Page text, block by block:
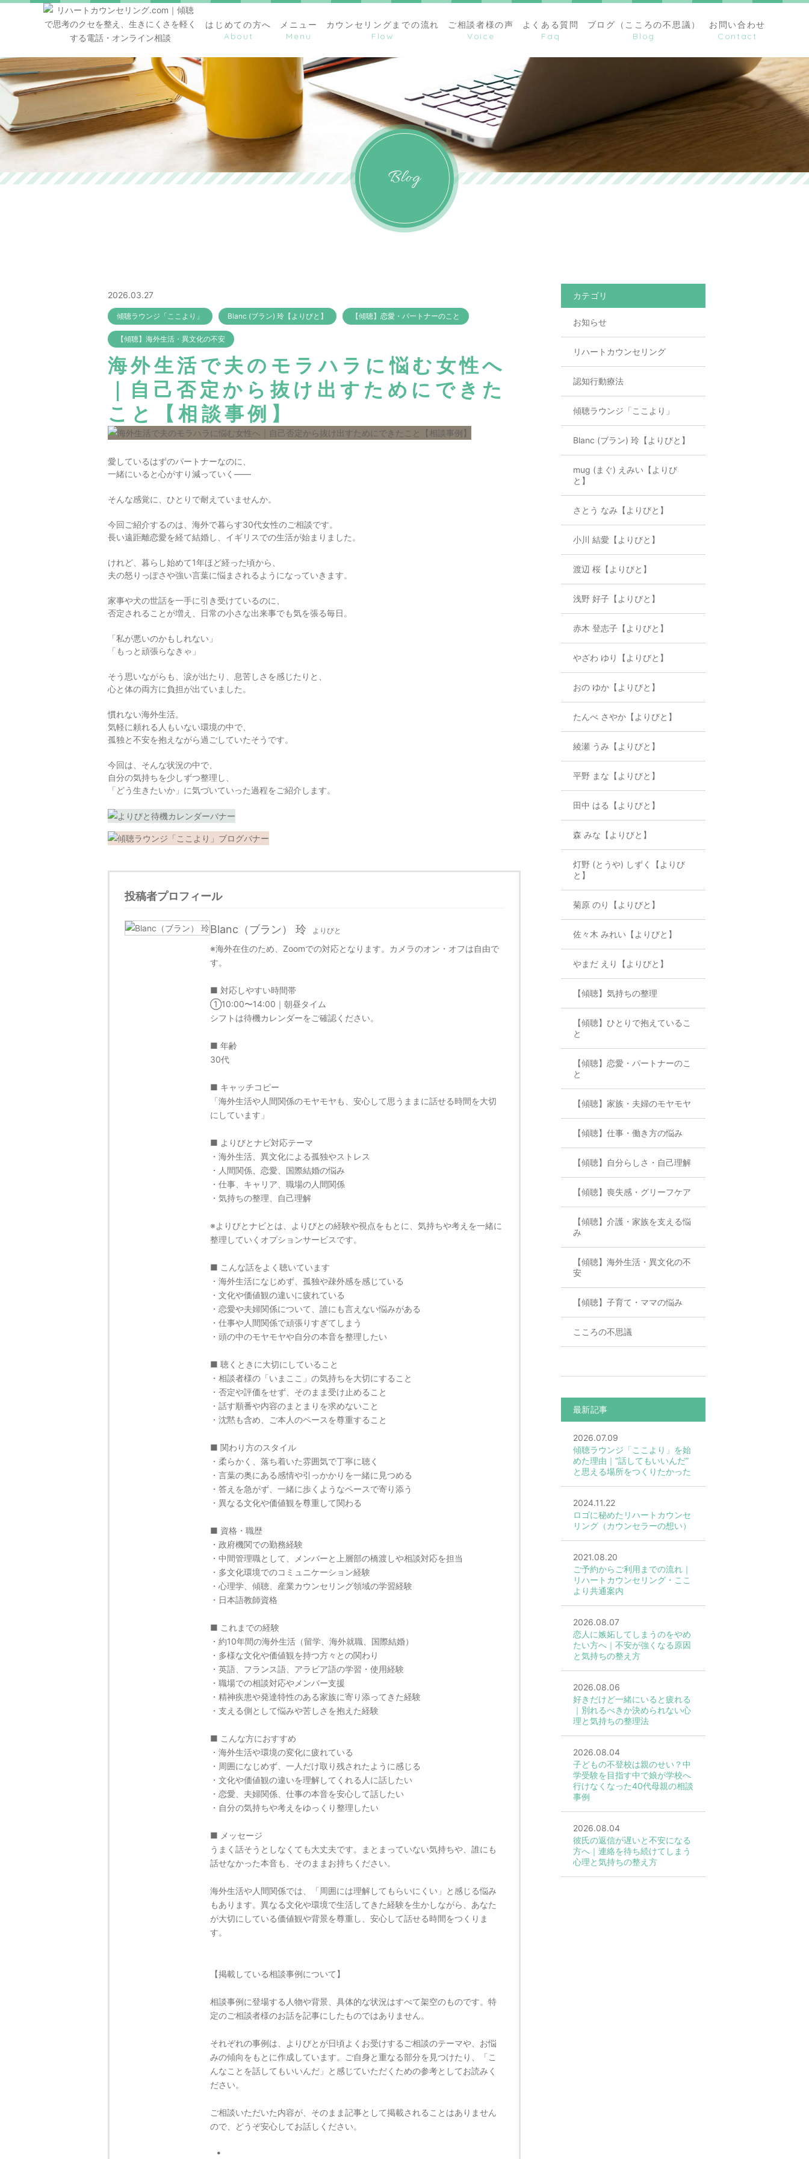
はじめての方へ メニュー カウンセリングまでの流れ ご相談者様の声 よくある質問 ブログ（こころの不思議） お問い合わせ
Blog
2026.03.27
傾聴ラウンジ「ここより」 Blanc (ブラン) 玲【よりびと】 【傾聴】恋愛・パートナーのこと
【傾聴】海外生活・異文化の不安
海外生活で夫のモラハラに悩む女性へ
｜自己否定から抜け出すためにできた
こと【相談事例】
愛しているはずのパートナーなのに、
一緒にいると心がすり減っていく――
そんな感覚に、ひとりで耐えていませんか。
今回ご紹介するのは、海外で暮らす30代女性のご相談です。
長い遠距離恋愛を経て結婚し、イギリスでの生活が始まりました。
けれど、暮らし始めて1年ほど経った頃から、
夫の怒りっぽさや強い言葉に悩まされるようになっていきます。
家事や犬の世話を一手に引き受けているのに、
否定されることが増え、日常の小さな出来事でも気を張る毎日。
「私が悪いのかもしれない」
「もっと頑張らなきゃ」
そう思いながらも、涙が出たり、息苦しさを感じたりと、
心と体の両方に負担が出ていました。
慣れない海外生活。
気軽に頼れる人もいない環境の中で、
孤独と不安を抱えながら過ごしていたそうです。
今回は、そんな状況の中で、
自分の気持ちを少しずつ整理し、
「どう生きたいか」に気づいていった過程をご紹介します。
投稿者プロフィール
Blanc（ブラン） 玲 よりびと
※海外在住のため、Zoomでの対応となります。カメラのオン・オフは自由で
す。
■ 対応しやすい時間帯
①10:00〜14:00｜朝昼タイム
シフトは待機カレンダーをご確認ください。
■ 年齢
30代
■ キャッチコピー
「海外生活や人間関係のモヤモヤも、安心して思うままに話せる時間を大切
にしています」
■ よりびとナビ対応テーマ
・海外生活、異文化による孤独やストレス
・人間関係、恋愛、国際結婚の悩み
・仕事、キャリア、職場の人間関係
・気持ちの整理、自己理解
※よりびとナビとは、よりびとの経験や視点をもとに、気持ちや考えを一緒に
整理していくオプションサービスです。
■ こんな話をよく聴いています
・海外生活になじめず、孤独や疎外感を感じている
・文化や価値観の違いに疲れている
・恋愛や夫婦関係について、誰にも言えない悩みがある
・仕事や人間関係で頑張りすぎてしまう
・頭の中のモヤモヤや自分の本音を整理したい
■ 聴くときに大切にしていること
・相談者様の「いまここ」の気持ちを大切にすること
・否定や評価をせず、そのまま受け止めること
・話す順番や内容のまとまりを求めないこと
・沈黙も含め、ご本人のペースを尊重すること
■ 関わり方のスタイル
・柔らかく、落ち着いた雰囲気で丁寧に聴く
・言葉の奥にある感情や引っかかりを一緒に見つめる
・答えを急がず、一緒に歩くようなペースで寄り添う
・異なる文化や価値観を尊重して関わる
■ 資格・職歴
・政府機関での勤務経験
・中間管理職として、メンバーと上層部の橋渡しや相談対応を担当
・多文化環境でのコミュニケーション経験
・心理学、傾聴、産業カウンセリング領域の学習経験
・日本語教師資格
■ これまでの経験
・約10年間の海外生活（留学、海外就職、国際結婚）
・多様な文化や価値観を持つ方々との関わり
・英語、フランス語、アラビア語の学習・使用経験
・職場での相談対応やメンバー支援
・精神疾患や発達特性のある家族に寄り添ってきた経験
・支える側として悩みや苦しさを抱えた経験
■ こんな方におすすめ
・海外生活や環境の変化に疲れている
・周囲になじめず、一人だけ取り残されたように感じる
・文化や価値観の違いを理解してくれる人に話したい
・恋愛、夫婦関係、仕事の本音を安心して話したい
・自分の気持ちや考えをゆっくり整理したい
■ メッセージ
うまく話そうとしなくても大丈夫です。まとまっていない気持ちや、誰にも
話せなかった本音も、そのままお持ちください。
海外生活や人間関係では、「周囲には理解してもらいにくい」と感じる悩み
もあります。異なる文化や環境で生活してきた経験を生かしながら、あなた
が大切にしている価値観や背景を尊重し、安心して話せる時間をつくりま
す。
【掲載している相談事例について】
相談事例に登場する人物や背景、具体的な状況はすべて架空のものです。特
定のご相談者様のお話を記事にしたものではありません。
それぞれの事例は、よりびとが日頃よくお受けするご相談のテーマや、お悩
みの傾向をもとに作成しています。ご自身と重なる部分を見つけたり、「こ
んなことを話してもいいんだ」と感じていただくための参考としてお読みく
ださい。
ご相談いただいた内容が、そのまま記事として掲載されることはありません
ので、どうぞ安心してお話しください。
カテゴリ
お知らせ
リハートカウンセリング
認知行動療法
傾聴ラウンジ「ここより」
Blanc (ブラン) 玲【よりびと】
mug (まぐ) えみい【よりび
と】
さとう なみ【よりびと】
小川 結愛【よりびと】
渡辺 桜【よりびと】
浅野 好子【よりびと】
赤木 登志子【よりびと】
やざわ ゆり【よりびと】
おの ゆか【よりびと】
たんべ さやか【よりびと】
綾瀬 うみ【よりびと】
平野 まな【よりびと】
田中 はる【よりびと】
森 みな【よりびと】
灯野 (とうや) しずく【よりび
と】
菊原 のり【よりびと】
佐々木 みれい【よりびと】
やまだ えり【よりびと】
【傾聴】気持ちの整理
【傾聴】ひとりで抱えているこ
と
【傾聴】恋愛・パートナーのこ
と
【傾聴】家族・夫婦のモヤモヤ
【傾聴】仕事・働き方の悩み
【傾聴】自分らしさ・自己理解
【傾聴】喪失感・グリーフケア
【傾聴】介護・家族を支える悩
み
【傾聴】海外生活・異文化の不
安
【傾聴】子育て・ママの悩み
こころの不思議
最新記事
2026.07.09
傾聴ラウンジ「ここより」を始
めた理由｜“話してもいいんだ”
と思える場所をつくりたかった
2024.11.22
ロゴに秘めたリハートカウンセ
リング（カウンセラーの想い）
2021.08.20
ご予約からご利用までの流れ｜
リハートカウンセリング・ここ
より共通案内
2026.08.07
恋人に嫉妬してしまうのをやめ
たい方へ｜不安が強くなる原因
と気持ちの整え方
2026.08.06
好きだけど一緒にいると疲れる
｜別れるべきか決められない心
理と気持ちの整理法
2026.08.04
子どもの不登校は親のせい？中
学受験を目指す中で娘が学校へ
行けなくなった40代母親の相談
事例
2026.08.04
彼氏の返信が遅いと不安になる
方へ｜連絡を待ち続けてしまう
心理と気持ちの整え方